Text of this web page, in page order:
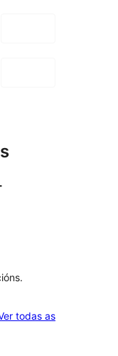
todas asvaloracións